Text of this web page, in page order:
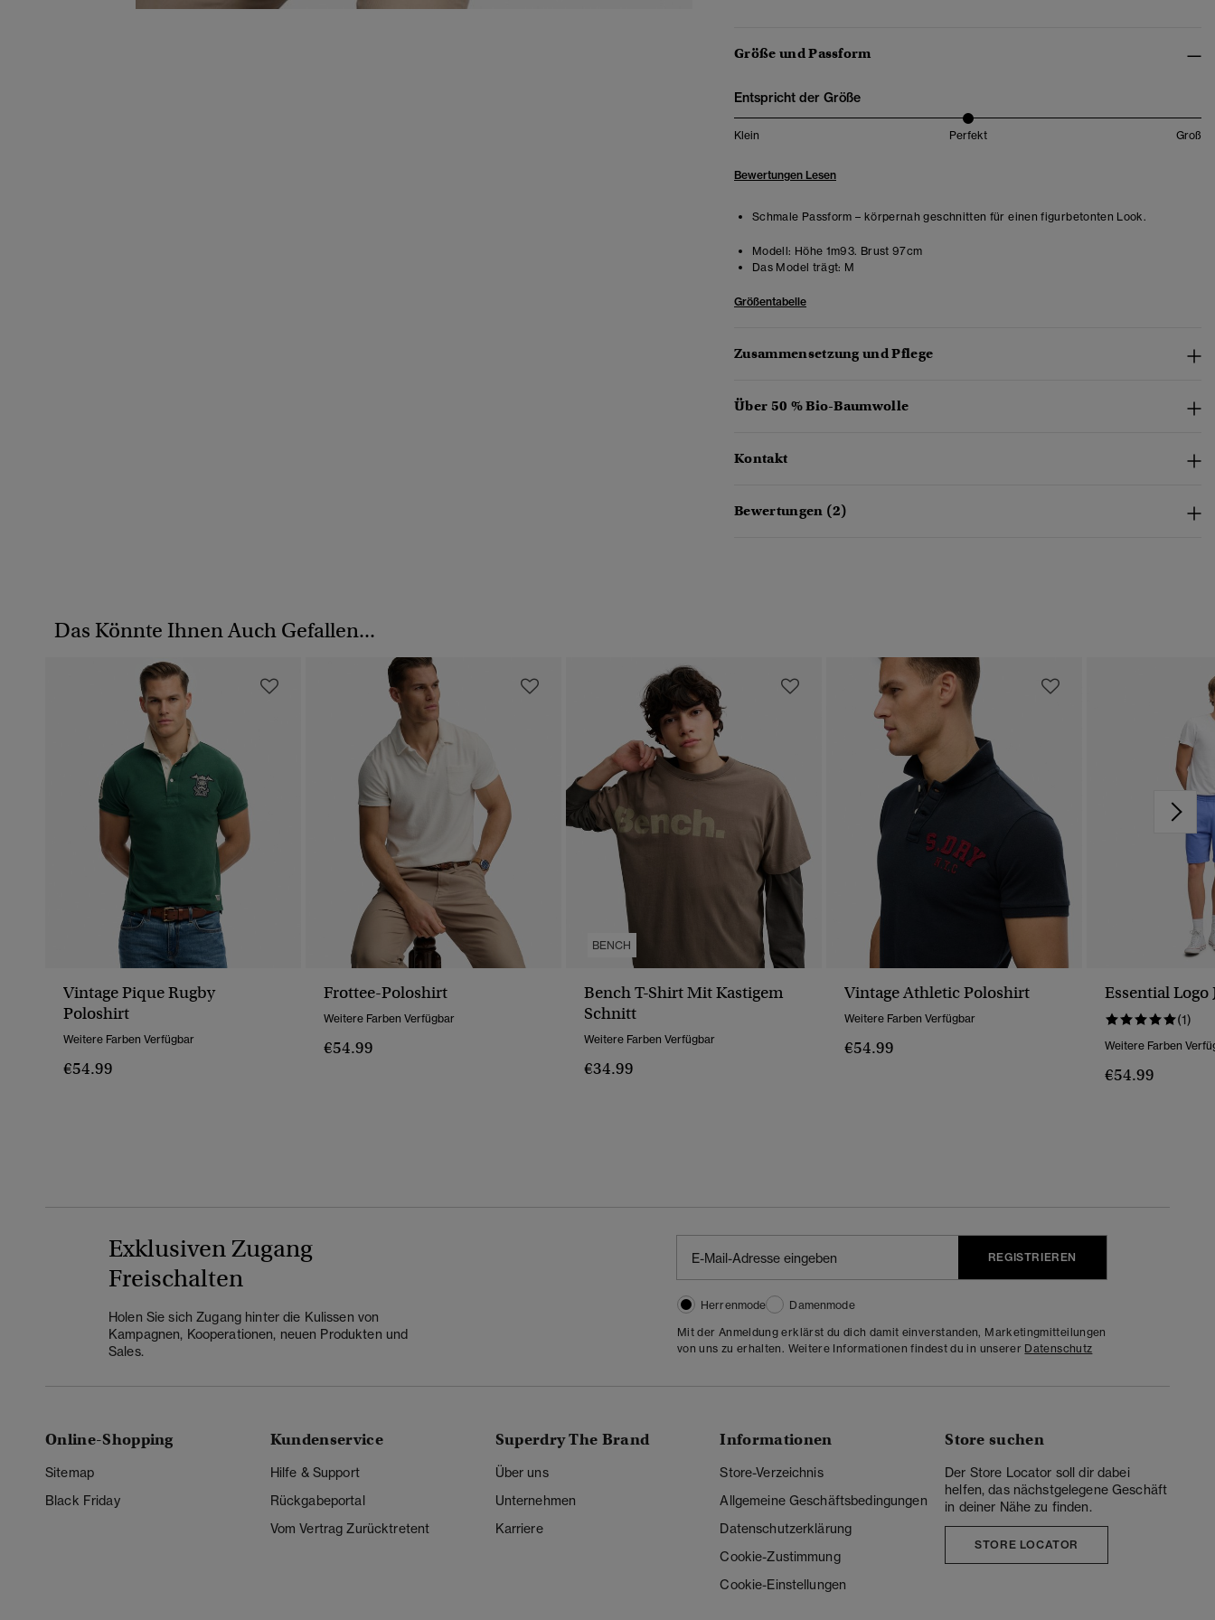
Größe und Passform
Entspricht der Größe
Klein Perfekt Groß
Bewertungen Lesen
Schmale Passform – körpernah geschnitten für einen figurbetonten Look.
Modell: Höhe 1m93. Brust 97cm
Das Model trägt: M
Größentabelle
Zusammensetzung und Pflege
Über 50 % Bio-Baumwolle
Kontakt
Bewertungen (2)
Das Könnte Ihnen Auch Gefallen...
Vintage Pique Rugby
Poloshirt
Weitere Farben Verfügbar
€54.99
Frottee-Poloshirt
Weitere Farben Verfügbar
€54.99
BENCH
Bench T-Shirt Mit Kastigem
Schnitt
Weitere Farben Verfügbar
€34.99
Vintage Athletic Poloshirt
Weitere Farben Verfügbar
€54.99
Essential Logo
(1)
Weitere Farben
€54.99
Exklusiven Zugang
Freischalten
Holen Sie sich Zugang hinter die Kulissen von
Kampagnen, Kooperationen, neuen Produkten und
Sales.
REGISTRIEREN
Herrenmode
Damenmode
Mit der Anmeldung erklärst du dich damit einverstanden, Marketingmitteilungen
von uns zu erhalten. Weitere Informationen findest du in unserer Datenschutz
Online-Shopping
Sitemap
Black Friday
Kundenservice
Hilfe & Support
Rückgabeportal
Vom Vertrag Zurücktretent
Superdry The Brand
Über uns
Unternehmen
Karriere
Informationen
Store-Verzeichnis
Allgemeine Geschäftsbedingungen
Datenschutzerklärung
Cookie-Zustimmung
Cookie-Einstellungen
Store suchen
Der Store Locator soll dir dabei
helfen, das nächstgelegene Geschäft
in deiner Nähe zu finden.
STORE LOCATOR